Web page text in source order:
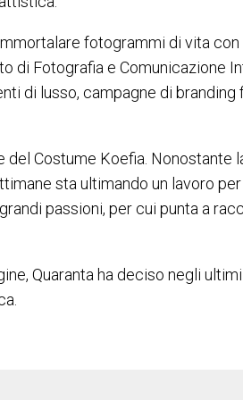
fotogrammi di vita con
di Fotografia e Comunicazione
di lusso, campagne di branding
Costume Koefia. Nonostante
sta ultimando un lavoro
passioni, per cui punta a
Quaranta ha deciso negli